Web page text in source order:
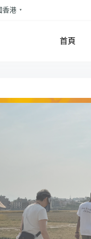
香港
首頁